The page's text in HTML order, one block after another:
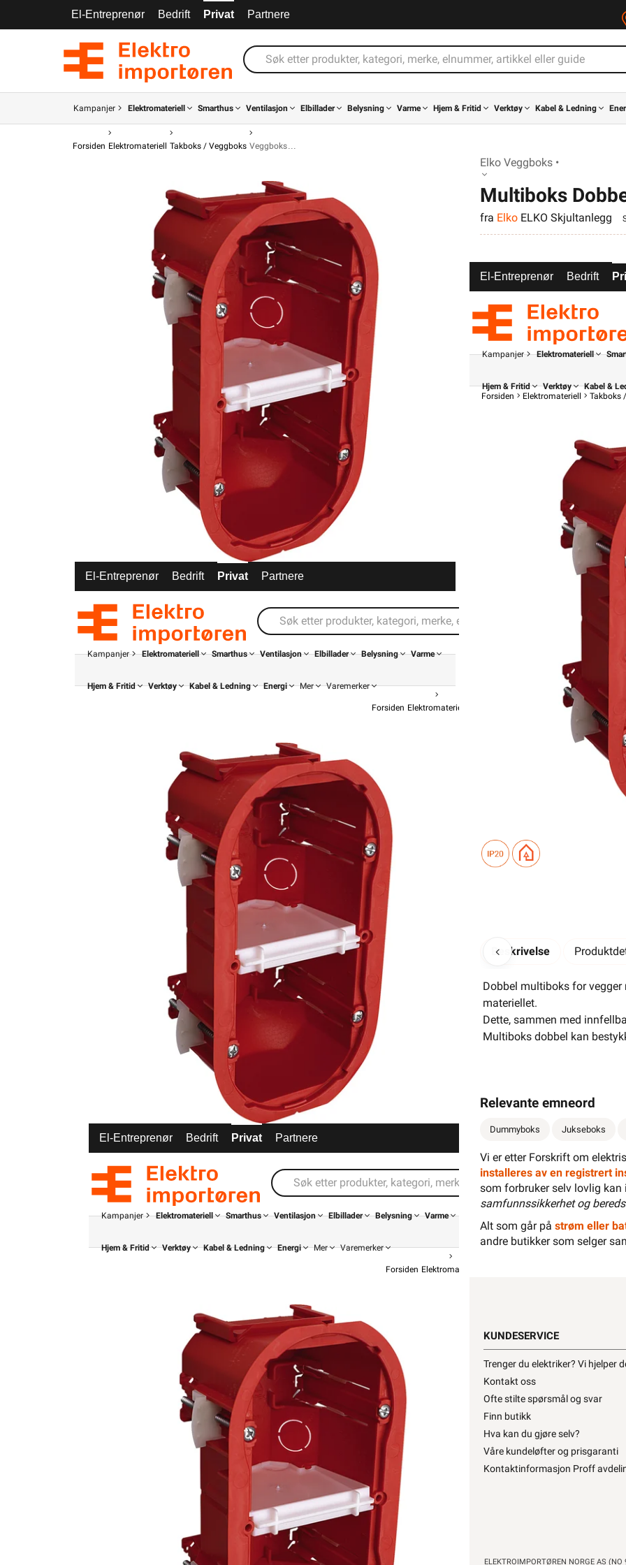
El-Entreprenør Bedrift Privat Partnere
Kampanjer Elektromateriell Smarthus Ventilasjon Elbillader Belysning Varme Hjem & Fritid Verktøy Kabel & Ledning
Forsiden Elektromateriell Takboks / Veggboks Veggboks
Elko Veggboks •
Multiboks
fra Elko ELKO Skjultanlegg
El-Entreprenør Bedrift Privat Partnere
Kampanjer Elektromateriell Smarthus Ventilasjon Elbillader Belysning Varme
Hjem & Fritid Verktøy Kabel & Ledning Energi Mer Varemerker
Forsiden Elektromateriell Veggboks
Elko
El-Entreprenør Bedrift Privat Partnere
Kampanjer Elektromateriell Smarthus Ventilasjon Elbillader Belysning Varme
Hjem & Fritid Verktøy Kabel & Ledning Energi Mer Varemerker
Forsiden Elektromateriell
194,90
194,90
El-Entreprenør Bedrift
Kampanjer Elektromateriell
Hjem & Fritid Verktøy Kabel &
Forsiden
Elektromateriell Takboks
Beskrivelse
Dobbel multiboks for
materiellet.
Dette, sammen med
Multiboks dobbel kan
Relevante emneord
Dummyboks Jukseboks
Vi er etter Forskrift om
installeres av en registrert
som forbruker selv lovlig kan
samfunnssikkerhet og
Alt som går på strøm eller
andre butikker som selger
KUNDESERVICE
Trenger du elektriker? Vi hjelper
Kontakt oss
Ofte stilte spørsmål og svar
Finn butikk
Hva kan du gjøre selv?
Våre kundeløfter og prisgaranti
Kontaktinformasjon Proff
ELEKTROIMPORTØREN NORGE AS